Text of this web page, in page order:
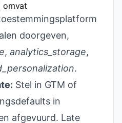
omvat
doorgeven,
, analytics_storage,
.
Stel in GTM of
in
afgevuurd. Late